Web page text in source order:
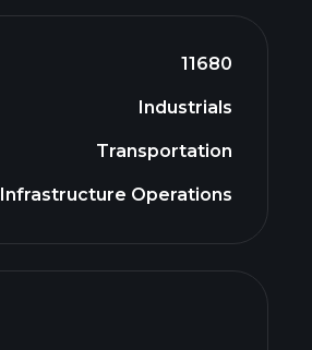
11680
Industrials
Transportation
Infrastructure Operations